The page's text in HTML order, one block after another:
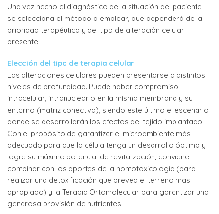
Una vez hecho el diagnóstico de la situación del paciente
se selecciona el método a emplear, que dependerá de la
prioridad terapéutica y del tipo de alteración celular
presente.
Elección del tipo de terapia celular
Las alteraciones celulares pueden presentarse a distintos
niveles de profundidad. Puede haber compromiso
intracelular, intranuclear o en la misma membrana y su
entorno (matriz conectiva), siendo este último el escenario
donde se desarrollarán los efectos del tejido implantado.
Con el propósito de garantizar el microambiente más
adecuado para que la célula tenga un desarrollo óptimo y
logre su máximo potencial de revitalización, conviene
combinar con los aportes de la homotoxicología (para
realizar una detoxificación que prevea el terreno mas
apropiado) y la Terapia Ortomolecular para garantizar una
generosa provisión de nutrientes.